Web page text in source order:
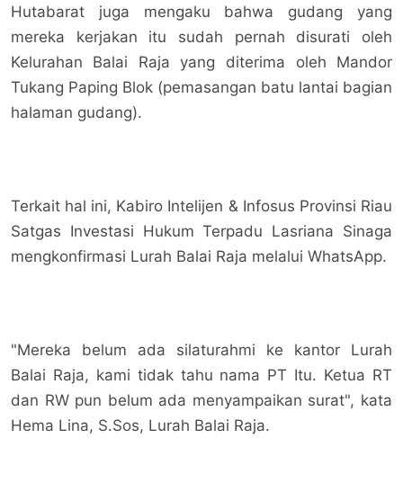
Hutabarat juga mengaku bahwa gudang yang
mereka kerjakan itu sudah pernah disurati oleh
Kelurahan Balai Raja yang diterima oleh Mandor
Tukang Paping Blok (pemasangan batu lantai bagian
halaman gudang).
Terkait hal ini, Kabiro Intelijen & Infosus Provinsi Riau
Satgas Investasi Hukum Terpadu Lasriana Sinaga
mengkonfirmasi Lurah Balai Raja melalui WhatsApp.
"Mereka belum ada silaturahmi ke kantor Lurah
Balai Raja, kami tidak tahu nama PT Itu. Ketua RT
dan RW pun belum ada menyampaikan surat", kata
Hema Lina, S.Sos, Lurah Balai Raja.